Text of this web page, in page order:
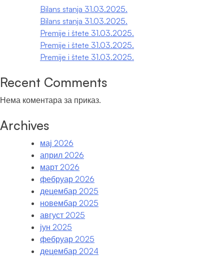
Bilans stanja 31.03.2025.
Bilans stanja 31.03.2025.
Premije i štete 31.03.2025.
Premije i štete 31.03.2025.
Premije i štete 31.03.2025.
Recent Comments
Нема коментара за приказ.
Archives
мај 2026
април 2026
март 2026
фебруар 2026
децембар 2025
новембар 2025
август 2025
јун 2025
фебруар 2025
децембар 2024